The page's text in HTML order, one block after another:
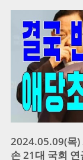
2024.05.09(목)
손 21대 국회